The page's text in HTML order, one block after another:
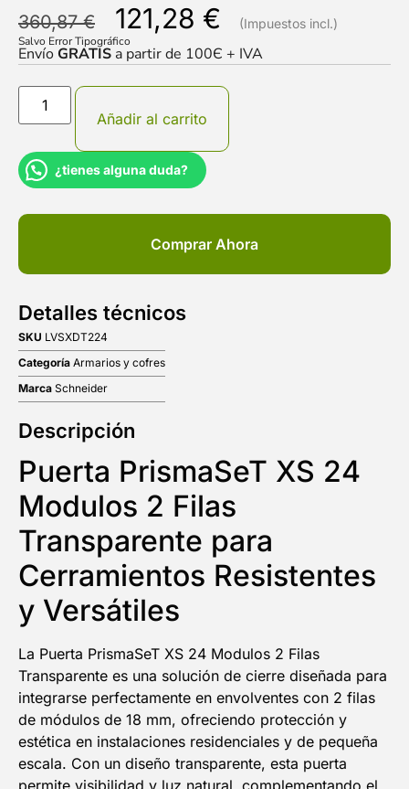
360,87€ 121,28 €
Salvo Error Tipográfico
EnvíoGRATIS a partir de 100Є + IVA
Añadir al carrito
¿tienes alguna duda?
Comprar Ahora
Detalles técnicos
SKU LVSXDT224
Categoría Armarios y cofres
Marca Schneider
Descripción
Puerta PrismaSeT XS 24
Modulos 2 Filas
Transparente para
Cerramientos Resistentes
y Versátiles
La Puerta PrismaSeT XS 24 Modulos 2 Filas
Transparente es una solución de cierre diseñada para
integrarse perfectamente en envolventes con 2 filas
de módulos de 18 mm, ofreciendo protección y
estética en instalaciones residenciales y de pequeña
escala. Con un diseño transparente, esta puerta